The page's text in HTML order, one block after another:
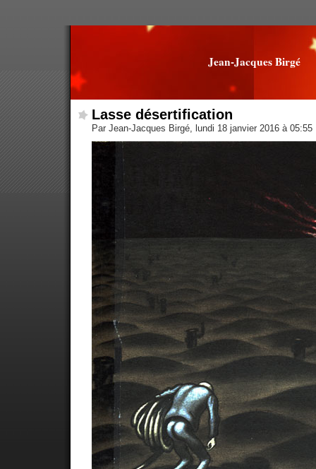
Jean-Jacques Birgé
Lasse désertification
Par Jean-Jacques Birgé, lundi 18 janvier 2016 à 05:55